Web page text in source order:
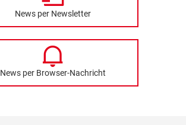
News per Newsletter
News per Browser-Nachricht